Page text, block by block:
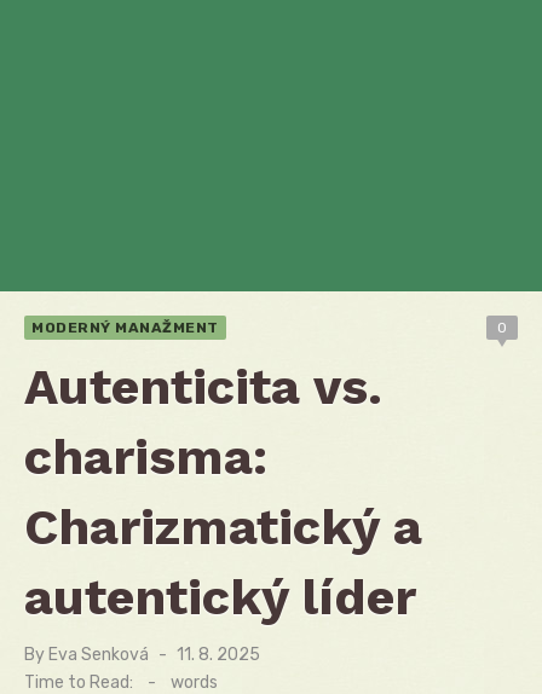
MODERNÝ MANAŽMENT 0
Autenticita vs.
charisma:
Charizmatický a
autentický líder
By Eva Senková
Posted
on
11. 8. 2025
Time to Read:
- words